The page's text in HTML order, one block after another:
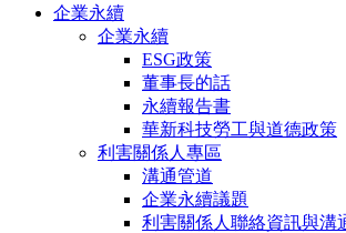
企業永續
企業永續
ESG政策
董事長的話
永續報告書
華新科技勞工與道德政策
利害關係人專區
溝通管道
企業永續議題
利害關係人聯絡資訊與溝